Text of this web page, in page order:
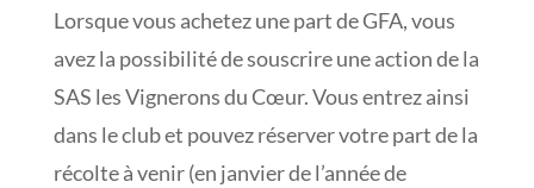
Lorsque vous achetez une part de GFA, vous
avez la possibilité de souscrire une action de la
SAS les Vignerons du Cœur. Vous entrez ainsi
dans le club et pouvez réserver votre part de la
récolte à venir (en janvier de l’année de